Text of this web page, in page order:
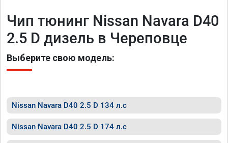
Чип тюнинг Nissan Navara D40
2.5 D дизель в Череповце
Выберите свою модель:
Nissan Navara D40 2.5 D 134 л.с
Nissan Navara D40 2.5 D 174 л.с